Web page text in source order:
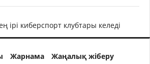
ірі киберспорт клубтары келеді
Жарнама Жаңалық жіберу